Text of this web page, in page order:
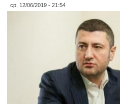
ср, 12/06/2019 - 21:54